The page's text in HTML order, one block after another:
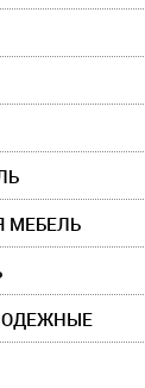
МЕБЕЛЬ